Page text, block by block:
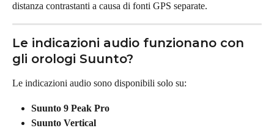
distanza contrastanti a causa di fonti GPS separate.
Le indicazioni audio funzionano con
gli orologi Suunto?
Le indicazioni audio sono disponibili solo su:
Suunto 9 Peak Pro
Suunto Vertical